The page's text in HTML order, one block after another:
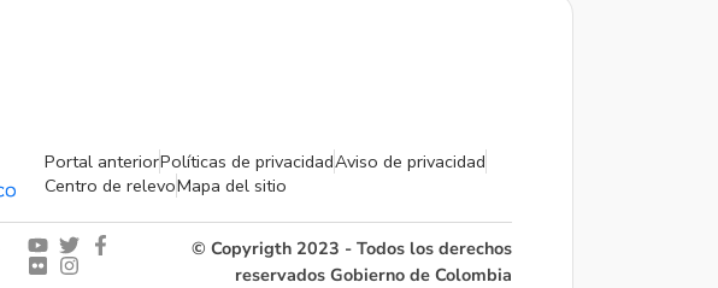
Portal anteriorPolíticas de privacidadAviso de privacidad
Centro de relevoMapa del sitio
© Copyrigth 2023 - Todos los derechos
reservados Gobierno de Colombia